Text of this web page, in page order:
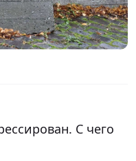
С чего